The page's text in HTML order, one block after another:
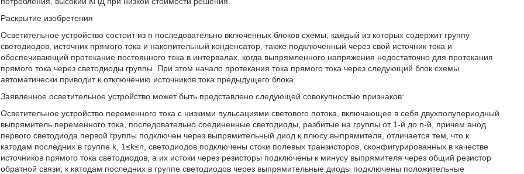
Раскрытие изобретения
Осветительное устройство состоит из n последовательно включенных блоков схемы, каждый из которых содержит группу
светодиодов, источник прямого тока и накопительный конденсатор, также подключенный через свой источник тока и
обеспечивающий протекание постоянного тока в интервалах, когда выпрямленного напряжения недостаточно для протекания
прямого тока через светодиоды группы. При этом начало протекания тока прямого тока через следующий блок схемы
автоматически приводит к отключению источников тока предыдущего блока.
Заявленное осветительное устройство может быть представлено следующей совокупностью признаков:
Осветительное устройство переменного тока с низкими пульсациями светового потока, включающее в себя двухполупериодный
выпрямитель переменного тока, последовательно соединенные светодиоды, разбитые на группы от 1-й до n-й, причем анод
первого светодиода первой группы подключен через выпрямительный диод к плюсу выпрямителя, отличается тем, что к
катодам последних в группе k, 1≤k≤n, светодиодов подключены стоки полевых транзисторов, сконфигурированных в качестве
источников прямого тока светодиодов, а их истоки через резисторы подключены к минусу выпрямителя через общий резистор
обратной связи; к катодам последних в группе светодиодов через выпрямительные диоды подключены положительные